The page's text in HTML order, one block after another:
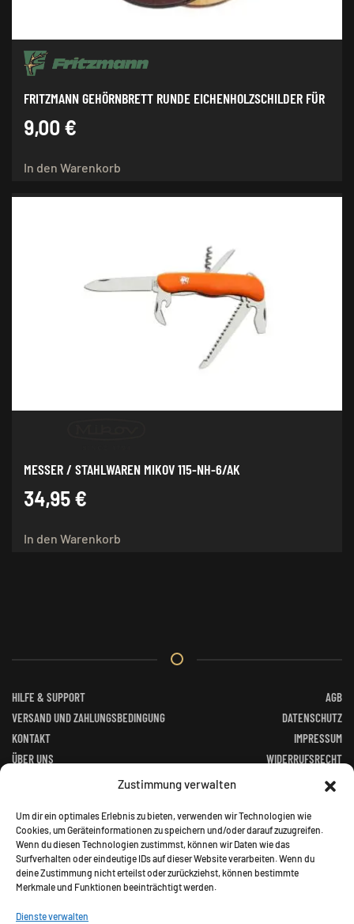
Zustimmung verwalten
Um dir ein optimales Erlebnis zu bieten, verwenden wir Technologien wie
Cookies, um Geräteinformationen zu speichern und/oder darauf zuzugreifen.
Wenn du diesen Technologien zustimmst, können wir Daten wie das
Surfverhalten oder eindeutige IDs auf dieser Website verarbeiten. Wenn du
deine Zustimmung nicht erteilst oder zurückziehst, können bestimmte
Merkmale und Funktionen beeinträchtigt werden.
Dienste verwalten
FRITZMANN GEHÖRNBRETT RUNDE EICHENHOLZSCHILDER FÜR
9,00 €
In den Warenkorb
MESSER / STAHLWAREN MIKOV 115-NH-6/AK
34,95 €
In den Warenkorb
HILFE & SUPPORT
VERSAND UND ZAHLUNGSBEDINGUNG
KONTAKT
ÜBER UNS
AGB
DATENSCHUTZ
IMPRESSUM
WIDERRUFSRECHT
ALTGERÄTEVERORDNUNG